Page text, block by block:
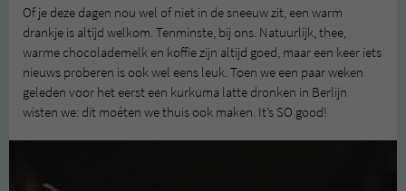
Of je deze dagen nou wel of niet in de sneeuw zit, een warm
drankje is altijd welkom. Tenminste, bij ons. Natuurlijk, thee,
warme chocolademelk en koffie zijn altijd goed, maar een keer iets
nieuws proberen is ook wel eens leuk. Toen we een paar weken
geleden voor het eerst een kurkuma latte dronken in Berlijn
wisten we: dit moéten we thuis ook maken. It’s SO good!